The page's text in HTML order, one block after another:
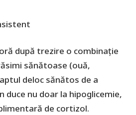
după trezire o combinaţie
sănătoase (ouă,
deloc sănătos de a
duce nu doar la hipoglicemie,
de cortizol.